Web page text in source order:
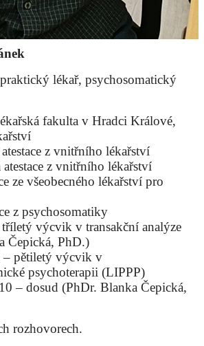
lékař, psychosomatický
fakulta v Hradci Králové,
z vnitřního lékařství
z vnitřního lékařství
ze všeobecného lékařství pro
z psychosomatiky
výcvik v transakční analýze
Čepická, PhD.)
– pětiletý výcvik v
psychoterapii (LIPPP)
– dosud (PhDr. Blanka Čepická,
rozhovorech.